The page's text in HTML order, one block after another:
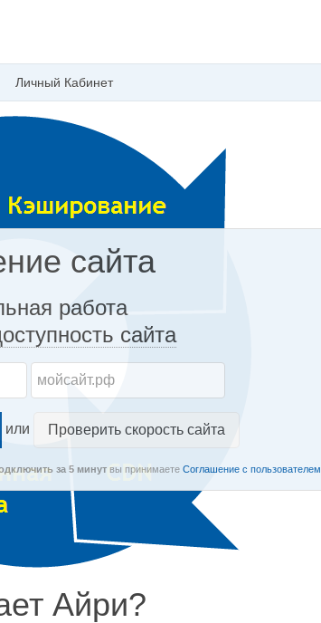
Личный Кабинет
сайта
работа
сайта
или Проверить скорость сайта
за 5 минутвы принимаете Соглашение с пользователем
Айри?